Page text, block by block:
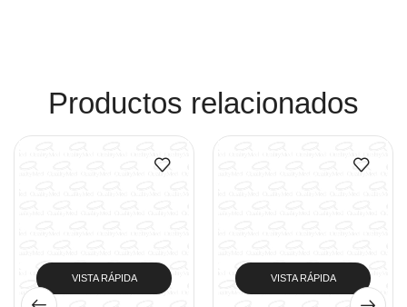
Productos relacionados
VISTA RÁPIDA VISTA RÁPIDA